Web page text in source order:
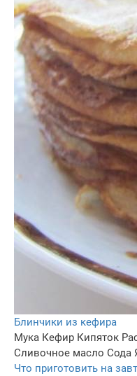
Блинчики из кефира
Мука Кефир Кипяток
Сливочное масло Сода
Что приготовить на